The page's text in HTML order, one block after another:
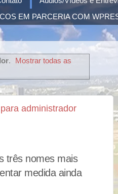
EM PARCERIA COM
.
Mostrar todas as
administrador
três nomes mais
medida ainda